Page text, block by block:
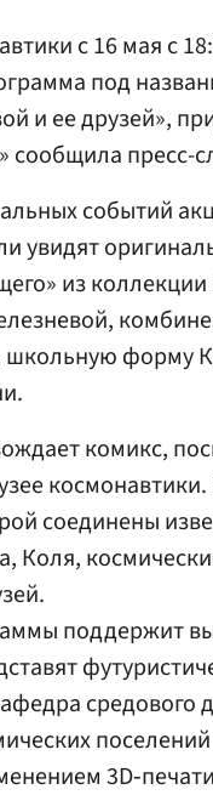
с 16 мая с
под
и ее друзей»,
сообщила
событий
увидят
из
школьную форму
комикс,
соединены
Коля,
поддержит